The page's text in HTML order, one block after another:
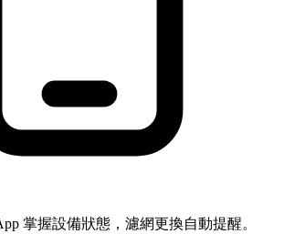
掌握設備狀態，濾網更換自動提醒。